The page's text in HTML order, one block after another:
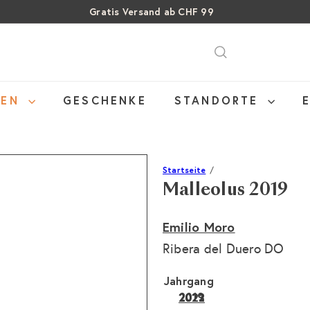
Pause
Gratis Versand ab CHF 99
Über 15% Rabatt auf Sommer Weine
SALE: Bis zu 40% auf letzte Flaschen
GESCHENKE STANDORTE
Startseite
Malleolus 2019
Emilio Moro
Ribera del Duero DO
Jahrgang
2019
2023
2022
2021